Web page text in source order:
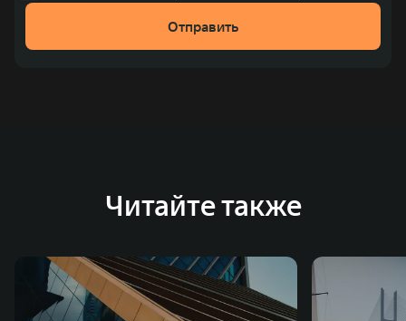
Отправить
Читайте также